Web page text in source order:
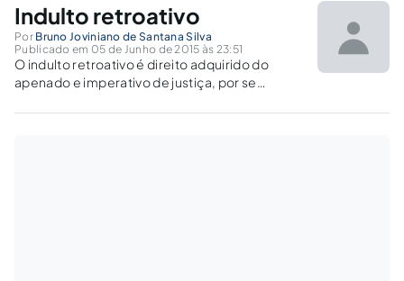
Indulto retroativo
Por Bruno Joviniano de Santana Silva
Publicado em 05 de Junho de 2015 às 23:51
O indulto retroativo é direito adquirido do
apenado e imperativo de justiça, por se
os requisitos para gozar da maravilhosa